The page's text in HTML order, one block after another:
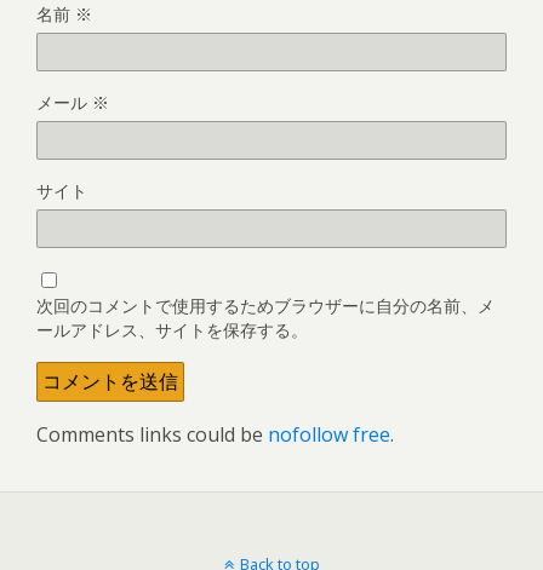
名前 ※
メール ※
サイト
次回のコメントで使用するためブラウザーに自分の名前、メ
ールアドレス、サイトを保存する。
Comments links could be nofollow free.
Back to top